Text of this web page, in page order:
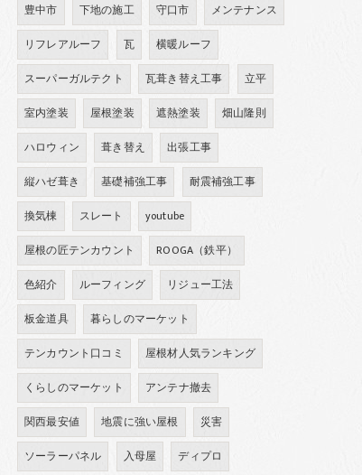
豊中市
下地の施工 守口市
メンテナンス
リフレアルーフ
瓦
横暖ルーフ
スーパーガルテクト
瓦葺き替え工事
立平
室内塗装
屋根塗装 遮熱塗装
畑山隆則
ハロウィン
葺き替え
出張工事
縦ハゼ葺き
基礎補強工事
耐震補強工事
換気棟
スレート
youtube
屋根の匠テンカウント
ROOGA（鉄平）
色紹介
ルーフィング
リジュー工法
板金道具
暮らしのマーケット
テンカウント口コミ
屋根材人気ランキング
くらしのマーケット
アンテナ撤去
関西最安値
地震に強い屋根
災害
ソーラーパネル
入母屋
ディプロ